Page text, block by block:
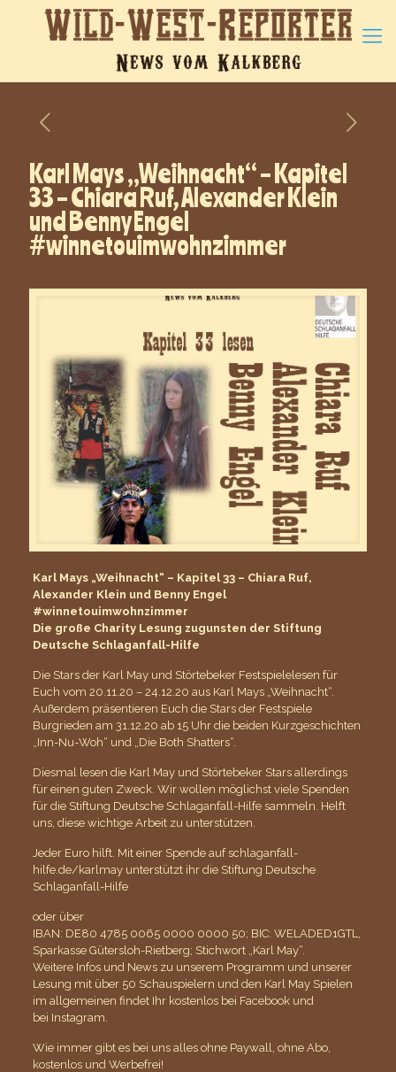
Karl Mays „Weihnacht“ – Kapitel
33 – Chiara Ruf, Alexander Klein
und Benny Engel
#winnetouimwohnzimmer
Karl Mays „Weihnacht“ – Kapitel 33 – Chiara Ruf,
Alexander Klein und Benny Engel
#winnetouimwohnzimmer
Die große Charity Lesung zugunsten der Stiftung
Deutsche Schlaganfall-Hilfe
Die Stars der Karl May und Störtebeker Festspielelesen für
Euch vom 20.11.20 – 24.12.20 aus Karl Mays „Weihnacht“.
Außerdem präsentieren Euch die Stars der Festspiele
Burgrieden am 31.12.20 ab 15 Uhr die beiden Kurzgeschichten
„Inn-Nu-Woh“ und „Die Both Shatters“.
Diesmal lesen die Karl May und Störtebeker Stars allerdings
für einen guten Zweck. Wir wollen möglichst viele Spenden
für die Stiftung Deutsche Schlaganfall-Hilfe sammeln. Helft
uns, diese wichtige Arbeit zu unterstützen.
Jeder Euro hilft. Mit einer Spende auf schlaganfall-
hilfe.de/karlmayunterstützt ihr die Stiftung Deutsche
Schlaganfall-Hilfe
oder über
IBAN: DE80 4785 0065 0000 0000 50; BIC: WELADED1GTL,
Sparkasse Gütersloh-Rietberg; Stichwort „Karl May“.
Weitere Infos und News zu unserem Programm und unserer
Lesung mit über 50 Schauspielern und den Karl May Spielen
im allgemeinen findet Ihr kostenlos bei Facebookund
bei Instagram
Wie immer gibt es bei uns alles ohne Paywall, ohne Abo,
kostenlos und Werbefrei!